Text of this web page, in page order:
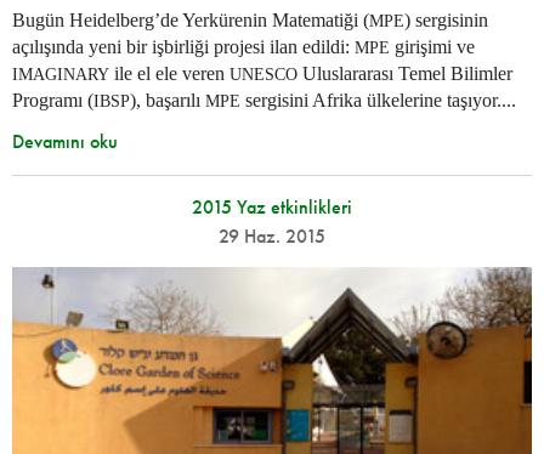
Bugün Heidelberg’de Yerkürenin Matematiği (MPE) sergisinin
açılışında yeni bir işbirliği projesi ilan edildi: MPE girişimi ve
IMAGINARY ile el ele veren UNESCO Uluslararası Temel Bilimler
Programı (IBSP), başarılı MPE sergisini Afrika ülkelerine taşıyor....
Devamını oku
2015 Yaz etkinlikleri
29 Haz. 2015